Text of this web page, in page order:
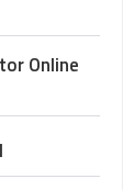
Online